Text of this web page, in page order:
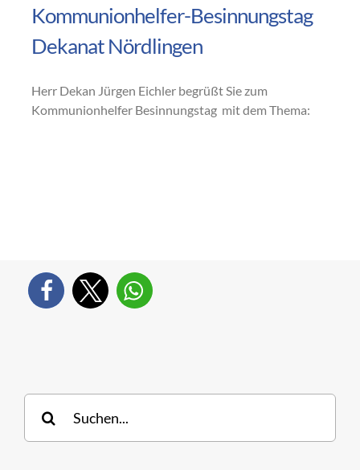
Kommunionhelfer-Besinnungstag
Dekanat Nördlingen
Herr Dekan Jürgen Eichler begrüßt Sie zum
Kommunionhelfer Besinnungstag mit dem Thema:
nach: